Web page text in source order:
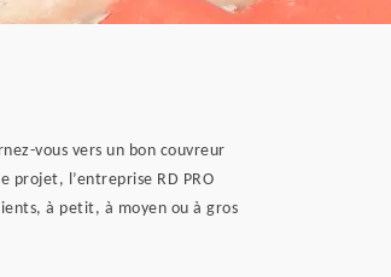
vous vers un bon couvreur
l’entreprise RD PRO
à petit, à moyen ou à gros